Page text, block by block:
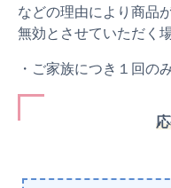
などの理由により商品
無効とさせていただく
・ご家族につき１回の